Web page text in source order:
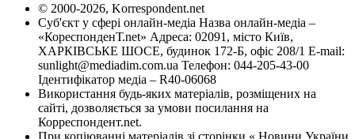
© 2000-2026, Korrespondent.net
Суб'єкт у сфері онлайн-медіа Назва онлайн-медіа –
«КореспонденТ.net» Адреса: 02091, місто Київ,
ХАРКІВСЬКЕ ШОСЕ, будинок 172-Б, офіс 208/1 E-mail:
sunlight@mediadim.com.ua Телефон: 044-205-43-00
Ідентифікатор медіа – R40-06068
Використання будь-яких матеріалів, розміщених на
сайті, дозволяється за умови посилання на
Корреспондент.net.
При копіюванні матеріалів зі сторінки « Новини України